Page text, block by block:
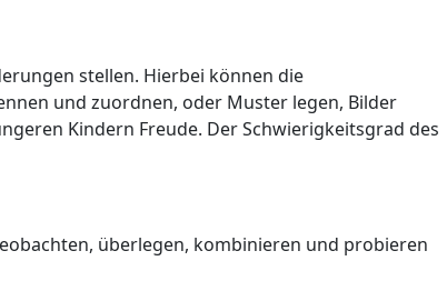
stellen. Hierbei können die
und zuordnen, oder Muster legen, Bilder
Kindern Freude. Der Schwierigkeitsgrad des
überlegen, kombinieren und probieren